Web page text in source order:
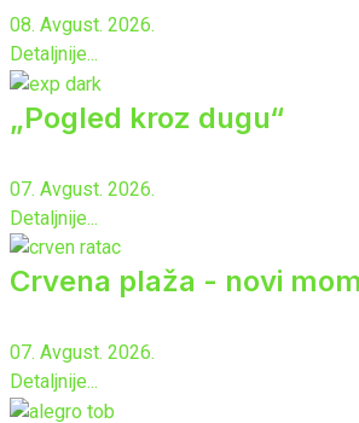
08. Avgust. 2026.
Detaljnije...
„Pogled kroz dugu“
07. Avgust. 2026.
Detaljnije...
Crvena plaža - novi
07. Avgust. 2026.
Detaljnije...